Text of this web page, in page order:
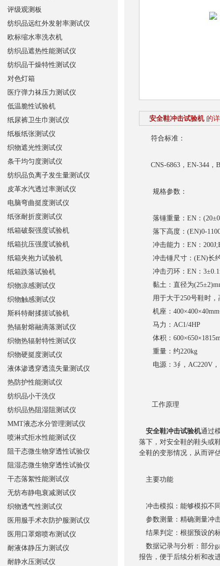
安全鞋冲击试验机 的
符合标准：
CNS-6863，EN-344，
规格参数：
落锤重量：EN：
落下高度：(EN)0-
冲击能力：EN：
冲击锤尺寸：(EN)长约
冲击刃环：EN：
黏土：直径为
用于大于250号鞋时，
机座：400×400×40mm
马力：AC1/4HP
体积：
重量：约220kg
电源：3∮，AC220V，
工作原理
安全鞋冲击试验机通过
落下，对安全鞋的鞋头或
全鞋的变形情况，从而评
主要功能
冲击模拟：能够模拟不
参数测量：精确测量冲
结果判定：根据预设的
数据记录与分析：部分
报告，便于后续分析和改
评级观测板
纺织品远红外发射率测试仪
欧标缩水率洗衣机
纺织品遮热性能测试仪
纺织品干燥特性测试仪
对色灯箱
医疗弹力袜压力测试仪
低温脆性试验机
纸尿裤卫生巾测试仪
纸板纸张测试仪
织物遮光性测试仪
条干均匀度测试仪
纺织品负离子发生量测试仪
皮革水汽透过率测试仪
电脑弯曲挺度测试仪
纸张耐折度测试仪
纸箱破裂强度试验机
纸箱抗压强度试验机
纸箱夹抱力试验机
纸箱跌落试验机
织物凉感测试仪
织物触感测试仪
斯科特耐揉搓试验机
热辐射熔融滴落测试仪
织物热辐射特性测试仪
织物硬挺度测试仪
液体渗透穿透流失量测试仪
热防护性能测试仪
纺织品小干洗仪
纺织品热阻湿阻测试仪
MMT液态水分管理测试仪
喷淋式拒水性能测试仪
阻干态微生物穿透性试验仪
阻湿态微生物穿透性试验仪
干态落絮性能测试仪
无纺布静电衰减测试仪
织物透气性测试仪
医用服手术衣防护服测试仪
医用口罩熔喷布测试仪
耐液体静压力测试仪
耐静水压测试仪